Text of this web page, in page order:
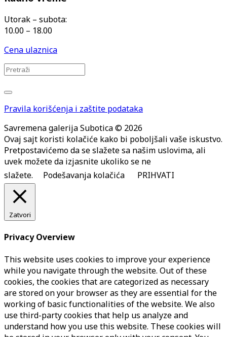
Utorak – subota:
10.00 – 18.00
Cena ulaznica
Pravila korišćenja i zaštite podataka
Savremena galerija Subotica © 2026
Ovaj sajt koristi kolačiće kako bi poboljšali vaše iskustvo.
Pretpostavićemo da se slažete sa našim uslovima, ali
uvek možete da izjasnite ukoliko se ne
slažete.
Podešavanja kolačića PRIHVATI
Zatvori
Privacy Overview
This website uses cookies to improve your experience
while you navigate through the website. Out of these
cookies, the cookies that are categorized as necessary
are stored on your browser as they are essential for the
working of basic functionalities of the website. We also
use third-party cookies that help us analyze and
understand how you use this website. These cookies will